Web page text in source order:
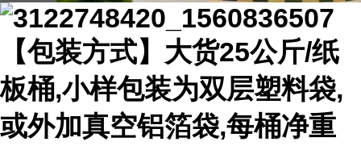
【包装方式】大货25公斤/纸
板桶,小样包装为双层塑料袋,
或外加真空铝箔袋,每桶净重